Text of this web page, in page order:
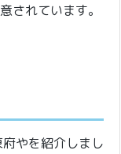
されています。
やを紹介しまし